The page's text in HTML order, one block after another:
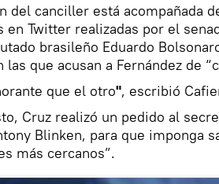
del canciller está acompañada
en Twitter realizadas por el
brasileño Eduardo
las que acusan a Fernández de
que el otro", escribió
Cruz realizó un pedido al
Blinken, para que imponga
más cercanos”.